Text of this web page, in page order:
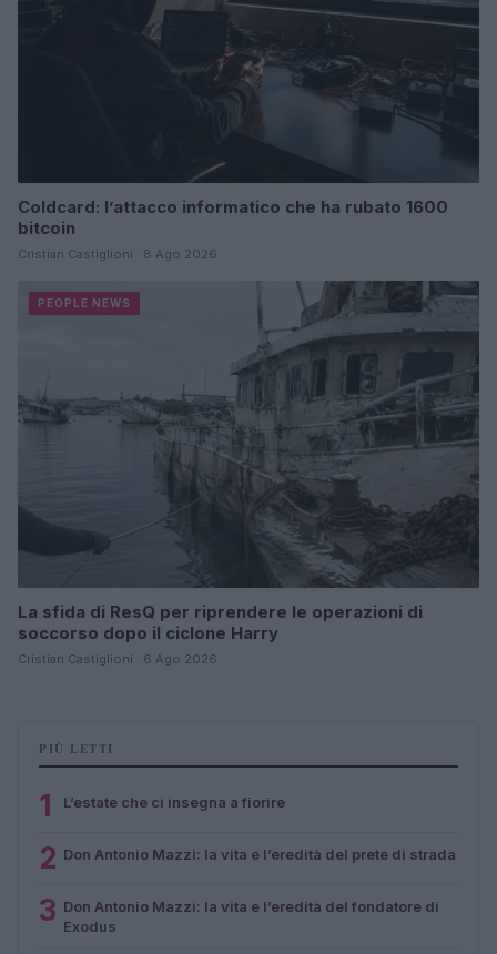
Coldcard: l’attacco informatico che ha rubato 1600
bitcoin
Cristian Castiglioni · 8 Ago 2026
PEOPLE NEWS
La sfida di ResQ per riprendere le operazioni di
soccorso dopo il ciclone Harry
Cristian Castiglioni · 6 Ago 2026
PIÙ LETTI
1 L’estate che ci insegna a fiorire
2 Don Antonio Mazzi: la vita e l’eredità del prete di strada
3 Don Antonio Mazzi: la vita e l’eredità del fondatore di
Exodus